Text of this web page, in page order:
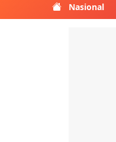
Nasional